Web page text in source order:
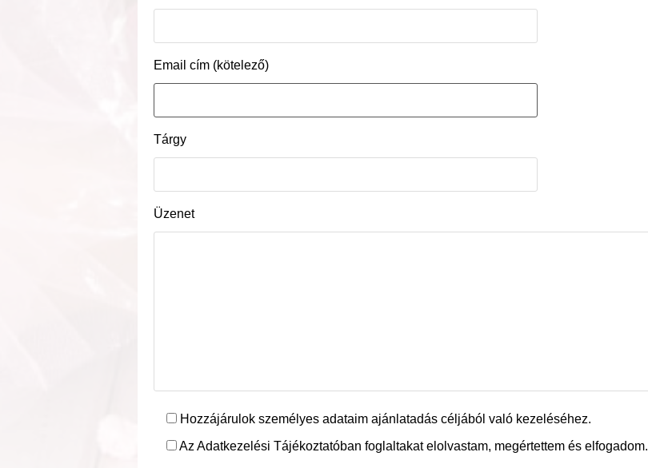
Email cím (kötelező)
Tárgy
Üzenet
Hozzájárulok személyes adataim ajánlatadás céljából való kezeléséhez.
Az Adatkezelési Tájékoztatóban foglaltakat elolvastam, megértettem és elfogadom.